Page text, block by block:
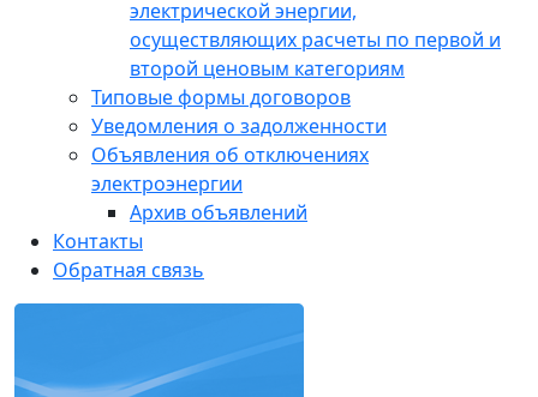
электрической энергии,
осуществляющих расчеты по первой и
второй ценовым категориям
Типовые формы договоров
Уведомления о задолженности
Объявления об отключениях
электроэнергии
Архив объявлений
Контакты
Обратная связь